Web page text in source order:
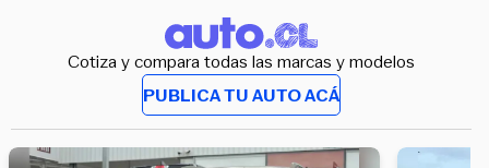
Cotiza y compara todas las marcas y modelos
PUBLICA TU AUTO ACÁ